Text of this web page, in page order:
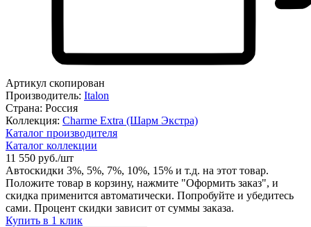
Артикул скопирован
Производитель: Italon
Страна: Россия
Коллекция: Charme Extra (Шарм Экстра)
Каталог производителя
Каталог коллекции
11 550 руб./шт
Автоскидки 3%, 5%, 7%, 10%, 15% и т.д. на этот товар.
Положите товар в корзину, нажмите "Оформить заказ", и
скидка применится автоматически. Попробуйте и убедитесь
сами. Процент скидки зависит от суммы заказа.
Купить в 1 клик